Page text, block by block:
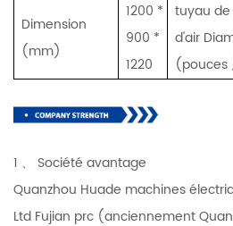
Dimension
(mm)
1200 *
900 *
1220
tuyau de
d'air
1 、 Société avantage
Quanzhou Huade machines
Ltd Fujian prc (anciennement